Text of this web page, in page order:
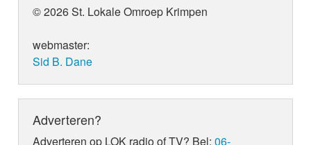
© 2026 St. Lokale Omroep Krimpen
webmaster:
Sid B. Dane
Adverteren?
Adverteren op LOK radio of TV? Bel:06-